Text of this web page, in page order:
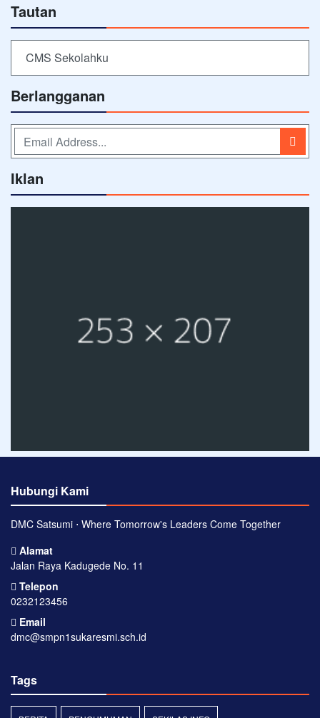
Tautan
CMS Sekolahku
Berlangganan
Iklan
Hubungi Kami
DMC Satsumi ⋅ Where Tomorrow's Leaders Come Together
Alamat
Jalan Raya Kadugede No. 11
Telepon
0232123456
Email
dmc@smpn1sukaresmi.sch.id
Tags